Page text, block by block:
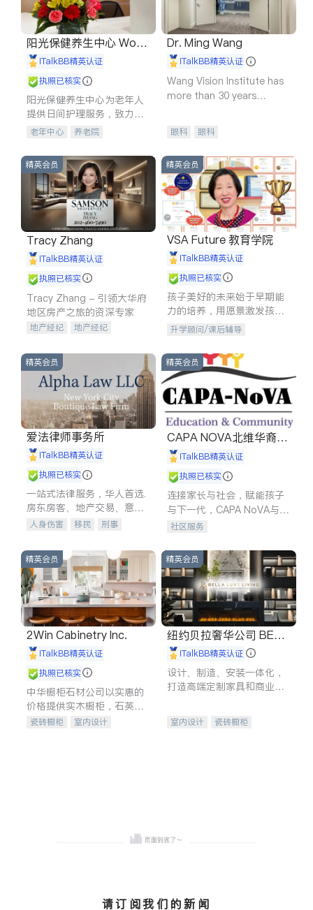
阳光保健养生中心 World
shine
iTalkBB精英认证
执照已核实
阳光保健养生中心为老年人
提供日间护理服务，致力于
通过持续的护理创新来有效
老年中心 养老院
Dr. Ming Wang
iTalkBB精英认证
Wang Vision Institute has
more than 30 years
眼科 眼科
精英会员
Tracy Zhang
iTalkBB精英认证
执照已核实
Tracy Zhang - 引领大华府
地区房产之旅的资深专家
地产经纪
地产经纪
商铺租售
精英会员
VSA Future 教育学院
iTalkBB精英认证
执照已核实
孩子美好的未来始于早期能
力的培养，用愿景激发孩子
的学习潜力和动力。理念：
拥有成长型心态是成功的基
石。
升学顾问/课后辅导
精英会员
爱法律师事务所
iTalkBB精英认证
执照已核实
一站式法律服务，华人首选.
房东房客、地产交易、意外
伤害、车祸重伤、商业诉
建筑合同、刑事案件全包办
人身伤害 移民
刑事
信托/遗嘱
商业
商标注册
索赔
律师-其它 保释
精英会员
CAPA NOVA北维华裔家
长会iTalkBB精英认证
执照已核实
连接家长与社会，赋能孩子
与下一代，CAPA NoVA与您
携手建设包容、公平、充满
社区服务
精英会员
2Win Cabinetry Inc.
iTalkBB精英认证
执照已核实
中华橱柜石材公司以实惠的
价格提供实木橱柜，石英石
台面，多种优质不锈钢水
瓷砖橱柜
室内设计
精英会员
纽约贝拉奢华公司 BELL
A LUXE
iTalkBB精英认证
设计、制造、安装一体化，
打造高端定制家具和商业空
室内设计
瓷砖橱柜
请订阅我们的新闻